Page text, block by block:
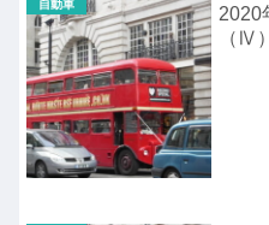
自動車
2020
（Ⅳ）